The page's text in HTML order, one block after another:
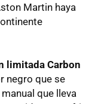
Martin haya
limitada Carbon
negro que se
que lleva